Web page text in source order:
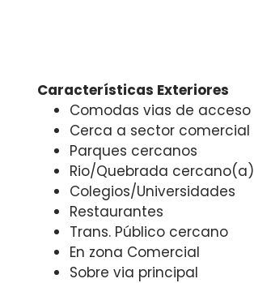
Características Exteriores
Comodas vias de acceso
Cerca a sector comercial
Parques cercanos
Rio/Quebrada cercano(a)
Colegios/Universidades
Restaurantes
Trans. Público cercano
En zona Comercial
Sobre via principal